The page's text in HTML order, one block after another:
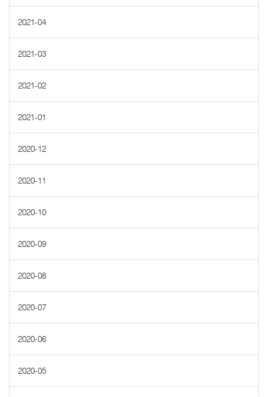
2021-04
2021-03
2021-02
2021-01
2020-12
2020-11
2020-10
2020-09
2020-08
2020-07
2020-06
2020-05